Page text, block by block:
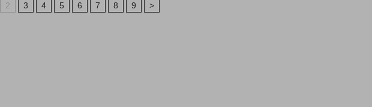
2 3 4 5 6 7 8 9 >